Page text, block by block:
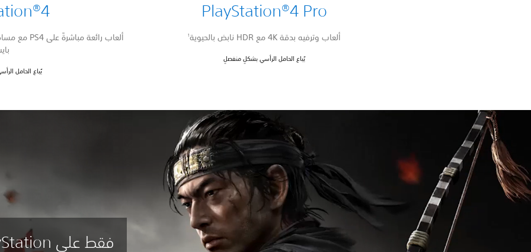
يُباع الحامل
PlayStation®4 Pro
ألعاب وترفيه بدقة 4K مع HDR نابض بالحيوية 1
يُباع الحامل الرأسي بشكلٍ منفصلٍ
فقط على PlayStation